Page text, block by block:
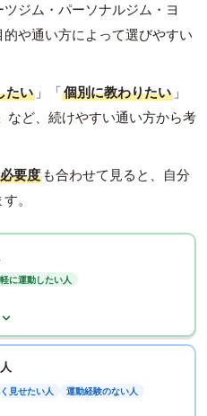
ジム・パーソナルジム・ヨ
や通い方によって選びやすい
たい 」「個別に教わりたい 」
」など、続けやすい通い方から考
要度 も合わせて見ると、自分
。
に運動したい人
見せたい人 運動経験のない人